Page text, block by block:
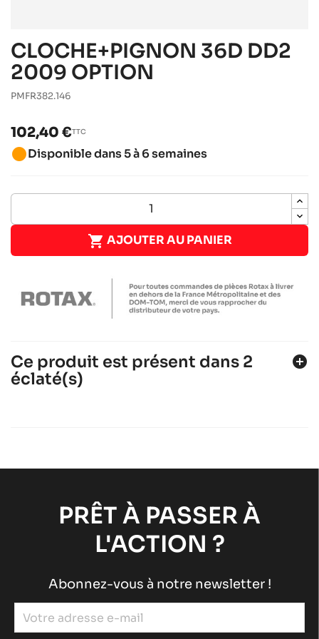
CLOCHE+PIGNON 36D DD2
2009 OPTION
PMFR382.146
102,40 €TTC
brightness_1Disponible dans 5 à 6 semaines
 AJOUTER AU PANIER
Ce produit est présent dans 2
éclaté(s)
add_circle
PRÊT À PASSER À
L'ACTION ?
Abonnez-vous à notre newsletter !